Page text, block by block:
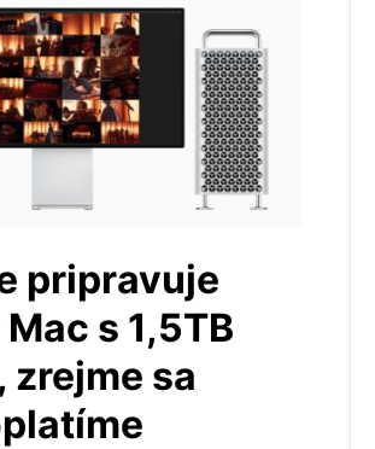
pripravuje
s 1,5TB
zrejme sa